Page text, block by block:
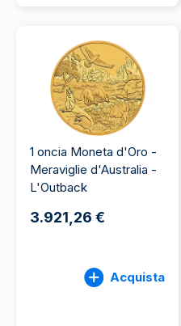
1 oncia Moneta d'Oro -
Meraviglie d'Australia -
L'Outback
3.921,26 €
Acquista